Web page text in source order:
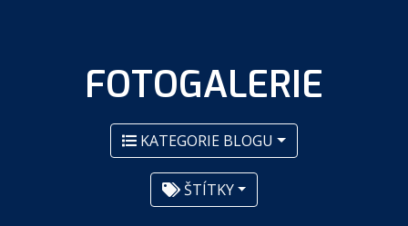
FOTOGALERIE
KATEGORIE BLOGU
ŠTÍTKY